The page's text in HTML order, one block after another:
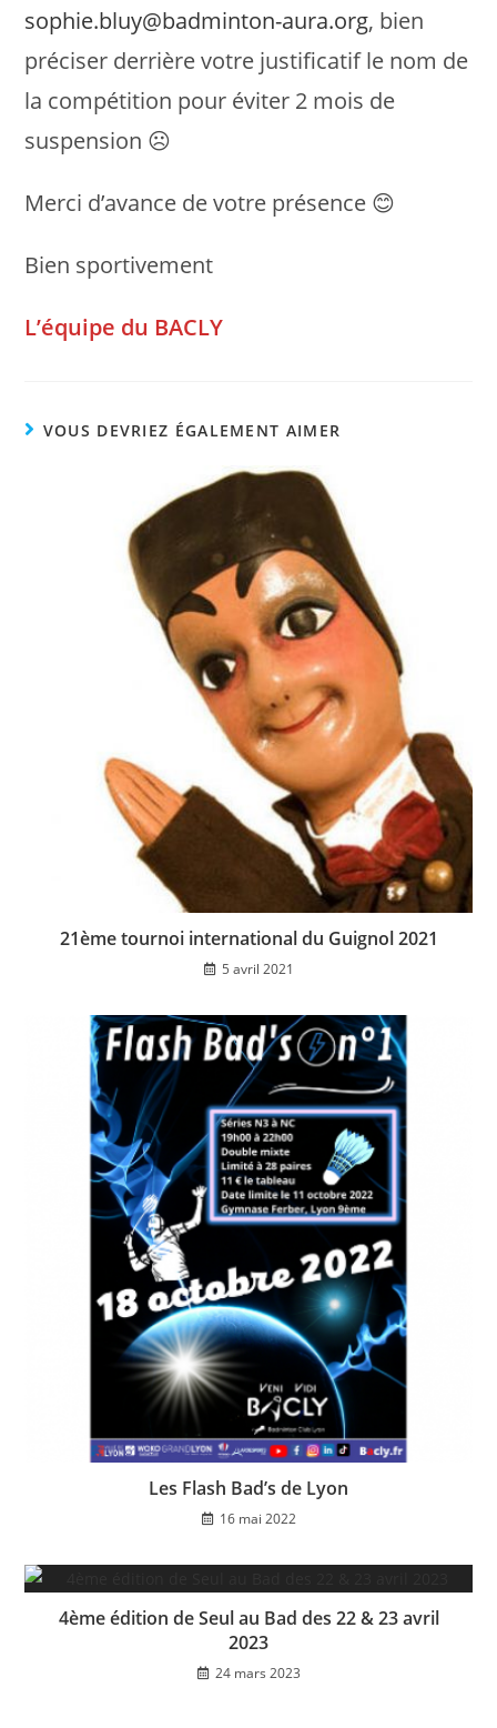
sophie.bluy@badminton-aura.org, bien
préciser derrière votre justificatif le nom de
la compétition pour éviter 2 mois de
suspension ☹
Merci d’avance de votre présence 😊
Bien sportivement
L’équipe du BACLY
VOUS DEVRIEZ ÉGALEMENT AIMER
21ème tournoi international du Guignol 2021
5 avril 2021
Les Flash Bad’s de Lyon
16 mai 2022
4ème édition de Seul au Bad des 22 & 23 avril
2023
24 mars 2023